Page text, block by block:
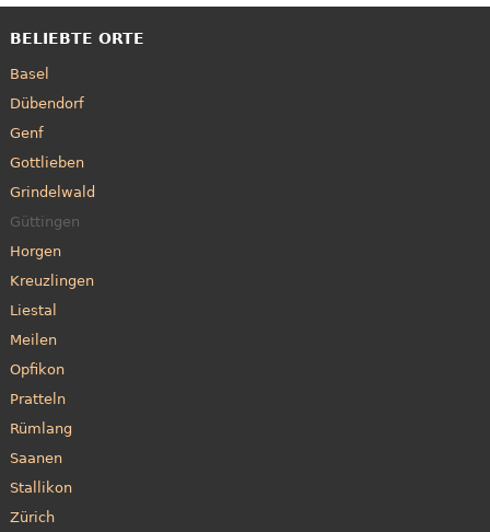
BELIEBTE ORTE
Basel
Dübendorf
Genf
Gottlieben
Grindelwald
Güttingen
Horgen
Kreuzlingen
Liestal
Meilen
Opfikon
Pratteln
Rümlang
Saanen
Stallikon
Zürich